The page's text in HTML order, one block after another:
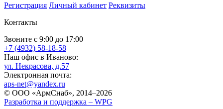
Регистрация Личный кабинет Реквизиты
Контакты
Звоните с 9:00 до 17:00
+7 (4932) 58-18-58
Наш офис в Иваново:
ул. Некрасова, д.57
Электронная почта:
aps-net@yandex.ru
© ООО «АрмСнаб», 2014–2026
Разработка и поддержка – WPG